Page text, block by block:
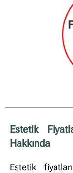
Estetik
Hakkında
Estetik